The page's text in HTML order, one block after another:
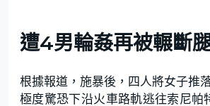
遭4男輪姦再被輾斷
根據報道，施暴後，四人將女子推
極度驚恐下沿火車路軌逃往索尼